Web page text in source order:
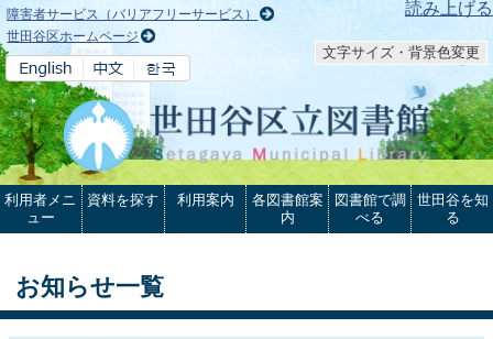
本文へ 読み上げる
障害者サービス（バリアフリーサービス）
世田谷区ホームページ
文字サイズ・背景色変更
利用者メニ
ュー
資料を探す 利用案内
各図書館案
内
図書館で調
べる
世田谷を知
る
お知らせ一覧